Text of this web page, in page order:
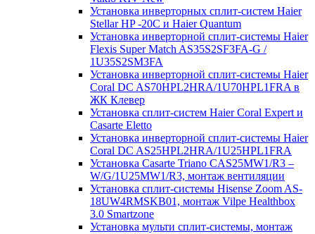
Установка инверторных сплит-систем Haier
Stellar HP -20С и Haier Quantum
Установка инверторной сплит-системы Haier
Flexis Super Match AS35S2SF3FA-G /
1U35S2SM3FA
Установка инверторной сплит-системы Haier
Coral DC AS70HPL2HRA/1U70HPL1FRA в
ЖК Клевер
Установка сплит-систем Haier Coral Expert и
Casarte Eletto
Установка инверторной сплит-системы Haier
Coral DC AS25HPL2HRA/1U25HPL1FRA
Установка Casarte Triano CAS25MW1/R3 –
W/G/1U25MW1/R3, монтаж вентиляции
Установка сплит-системы Hisense Zoom AS-
18UW4RMSKB01, монтаж Vilpe Healthbox
3.0 Smartzone
Установка мульти сплит-системы, монтаж